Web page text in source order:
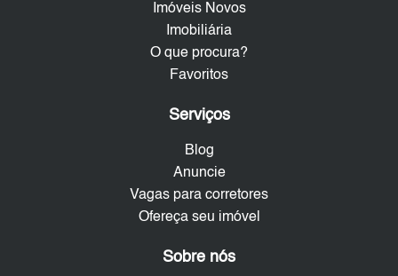
Imóveis Novos
Imobiliária
O que procura?
Favoritos
Serviços
Blog
Anuncie
Vagas para corretores
Ofereça seu imóvel
Sobre nós